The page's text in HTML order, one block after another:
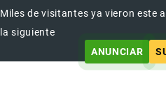
Miles de visitantes ya vieron este
la siguiente
ANUNCIAR